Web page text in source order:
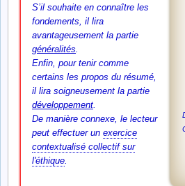
S’il souhaite en connaître les
fondements, il lira
avantageusement la partie
généralités.
Enfin, pour tenir comme
certains les propos du résumé,
il lira soigneusement la partie
développement.
De manière connexe, le lecteur
peut effectuer un exercice
contextualisé collectif sur
l'éthique.